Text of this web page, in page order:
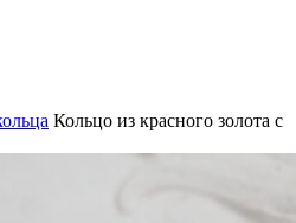
Кольцо из красного золота с